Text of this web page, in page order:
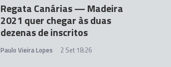
Regata Canárias — Madeira
2021 quer chegar às duas
dezenas de inscritos
Paulo Vieira Lopes 2 Set 18:26